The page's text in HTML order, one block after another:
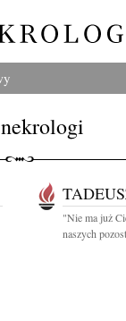
"Nie ma już
naszych